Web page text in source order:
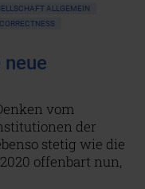
ALLGEMEIN
vom
der
stetig wie die
offenbart nun,